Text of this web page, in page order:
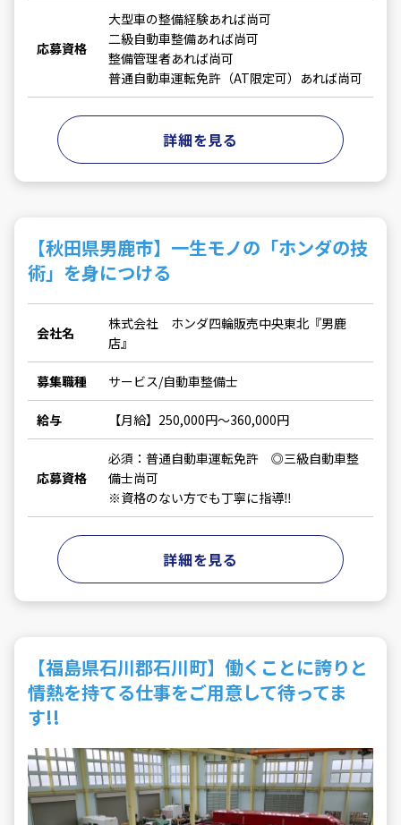
応募資格
大型車の整備経験あれば尚可
二級自動車整備あれば尚可
整備管理者あれば尚可
普通自動車運転免許（AT限定可）あれば尚可
詳細を見る
【秋田県男鹿市】一生モノの「ホンダの技
術」を身につける
会社名
株式会社 ホンダ四輪販売中央東北『男鹿
店』
募集職種 サービス/自動車整備士
給与 【月給】250,000円～360,000円
応募資格
必須：普通自動車運転免許 ◎三級自動車整
備士尚可
※資格のない方でも丁寧に指導‼
詳細を見る
【福島県石川郡石川町】働くことに誇りと
情熱を持てる仕事をご用意して待ってま
す!!